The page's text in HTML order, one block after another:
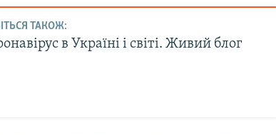
ТАКОЖ:
в Україні і світі. Живий блог